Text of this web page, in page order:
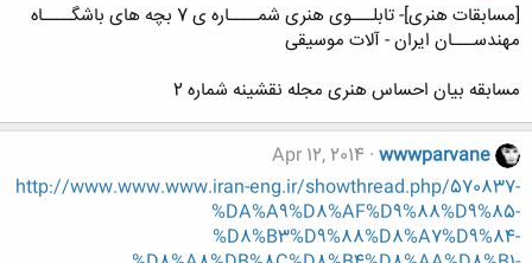
[مسابقات هنری]- تابلـــوی هنری شمــــاره ی 7 بچه های باشگــــاه
مهندســـان ایران - آلات موسیقی
مسابقه بیان احساس هنری مجله نقشینه شماره 2
wwwparvane
Apr 12, 2014
http://www.www.www.iran-eng.ir/showthread.php/570837-
%DA%A9%D8%AF%D9%88%D9%85-
%D8%B3%D9%88%D8%A7%D9%84-